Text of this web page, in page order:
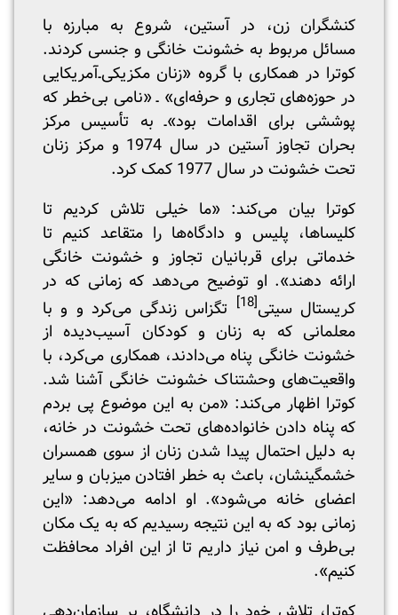
کنشگران زن، در آستین، شروع به مبارزه با
مسائل مربوط به خشونت خانگی و جنسی کردند.
کوترا در همکاری با گروه «زنان مکزیکی‌ـ‌آمریکایی
در حوزه‌های تجاری و حرفه‌ای» ـ «نامی بی‌خطر که
پوششی برای اقدامات بود»‌ـ به تأسیس مرکز
بحران تجاوز آستین در سال 1974 و مرکز زنان
تحت خشونت در سال 1977 کمک کرد.
کوترا بیان می‌کند: «ما خیلی تلاش کردیم تا
کلیساها، پلیس و دادگاه‌ها را متقاعد کنیم تا
خدماتی برای قربانیان تجاوز و خشونت خانگی
ارائه دهند». او توضیح می‌دهد که زمانی که در
کریستال سیتی
تگزاس زندگی می‌کرد و و با
معلمانی که به زنان و کودکان آسیب‌دیده از
خشونت خانگی پناه می‌دادند، همکاری می‌کرد، با
واقعیت‌های وحشتناک خشونت خانگی آشنا شد.
کوترا اظهار می‌کند: «من به این موضوع پی بردم
که پناه دادن خانواده‌های تحت خشونت در خانه،
به دلیل احتمال پیدا شدن زنان از سوی همسران
خشمگینشان، باعث به خطر افتادن میزبان و سایر
اعضای خانه می‌شود». او ادامه می‌دهد: «این
زمانی بود که به این نتیجه رسیدیم که به یک مکان
بی‌طرف و امن نیاز داریم تا از این افراد محافظت
کنیم».